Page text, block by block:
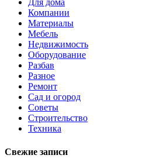
Для дома
Компании
Материалы
Мебель
Недвижимость
Оборудование
Разбав
Разное
Ремонт
Сад и огород
Советы
Строительство
Техника
Свежие записи